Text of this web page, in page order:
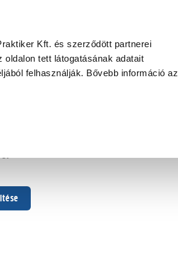
Kft. és szerződött partnerei
tett látogatásának adatait
felhasználják. Bővebb információ az